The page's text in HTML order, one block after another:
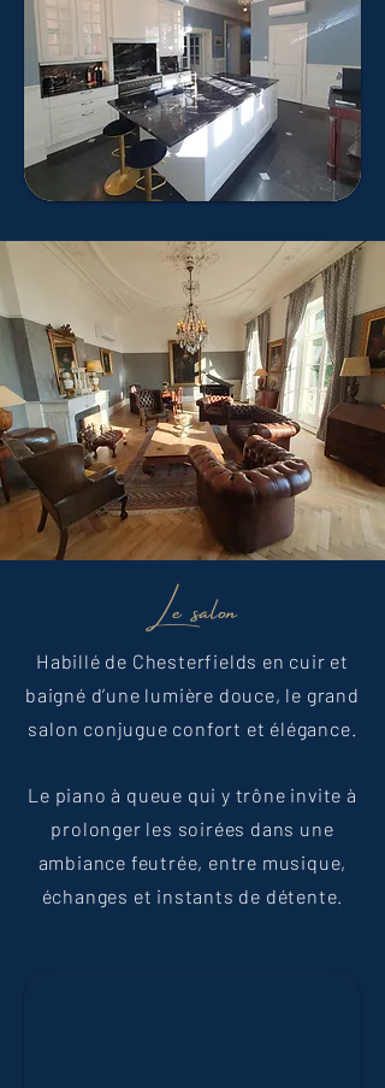
Le salon
Habillé de Chesterfields en cuir et
baigné d’une lumière douce, le grand
salon conjugue confort et élégance.
Le piano à queue qui y trône invite à
prolonger les soirées dans une
ambiance feutrée, entre musique,
échanges et instants de détente.